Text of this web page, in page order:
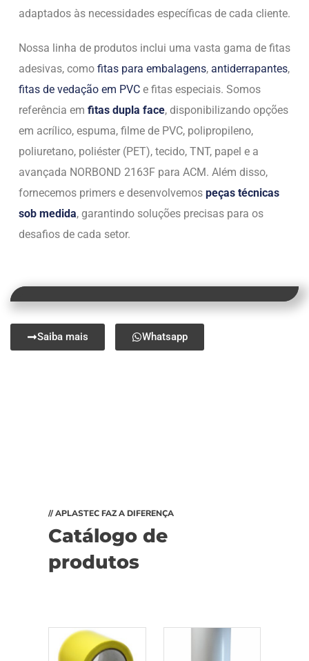
adaptados às necessidades específicas de cada cliente.
Nossa linha de produtos inclui uma vasta gama de fitas
adesivas, como fitas para embalagens, antiderrapantes,
fitas de vedação em PVC e fitas especiais. Somos
referência em fitas dupla face, disponibilizando opções
em acrílico, espuma, filme de PVC, polipropileno,
poliuretano, poliéster (PET), tecido, TNT, papel e a
avançada NORBOND 2163F para ACM. Além disso,
fornecemos primers e desenvolvemos peças técnicas
sob medida, garantindo soluções precisas para os
desafios de cada setor.
Saiba mais Whatsapp
// APLASTEC FAZ A DIFERENÇA
Catálogo de
produtos